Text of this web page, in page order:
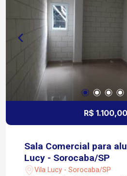
grande potencial para o seu negócio.
contato e agende uma visita!
R$
Sala Comercial para
Lucy - Sorocaba/SP
Vila Lucy - Sorocaba/SP